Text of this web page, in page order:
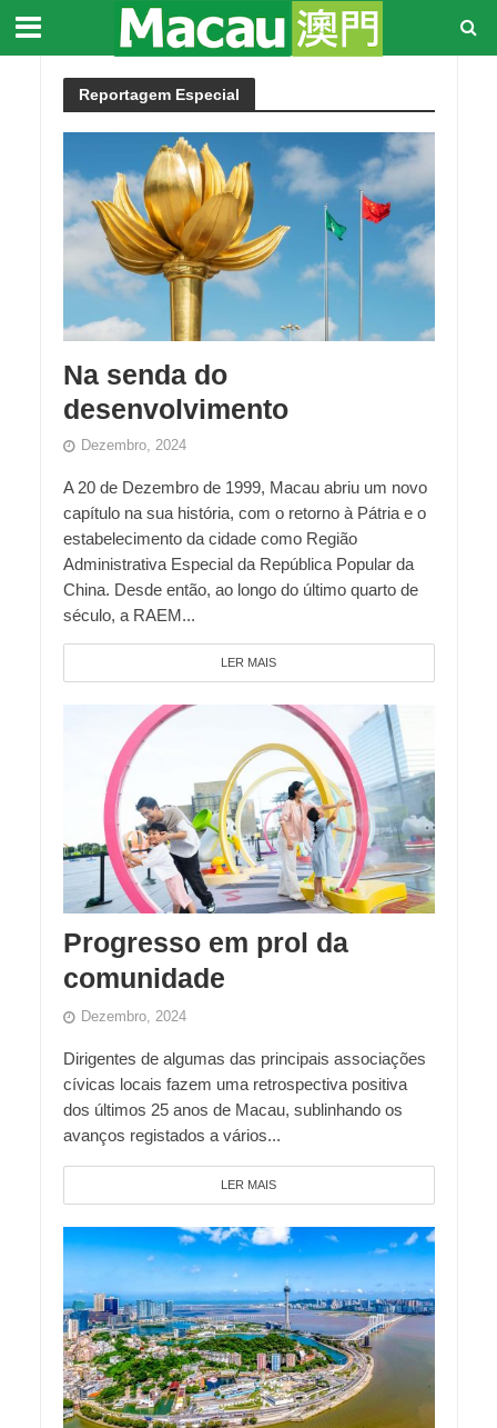
Reportagem Especial
Na senda do
desenvolvimento
Dezembro, 2024
A 20 de Dezembro de 1999, Macau abriu um novo
capítulo na sua história, com o retorno à Pátria e o
estabelecimento da cidade como Região
Administrativa Especial da República Popular da
China. Desde então, ao longo do último quarto de
século, a RAEM...
LER MAIS
Progresso em prol da
comunidade
Dezembro, 2024
Dirigentes de algumas das principais associações
cívicas locais fazem uma retrospectiva positiva
dos últimos 25 anos de Macau, sublinhando os
avanços registados a vários...
LER MAIS